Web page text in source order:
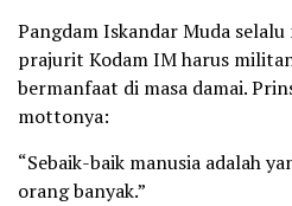
Pangdam Iskandar Muda
prajurit Kodam IM harus
bermanfaat di masa damai.
mottonya:
“Sebaik-baik manusia adalah
orang banyak.”